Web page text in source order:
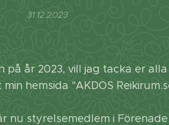
31.12.2023
på år 2023, vill jag tacka er
hemsida "AKDOS
nu styrelsemedlem i